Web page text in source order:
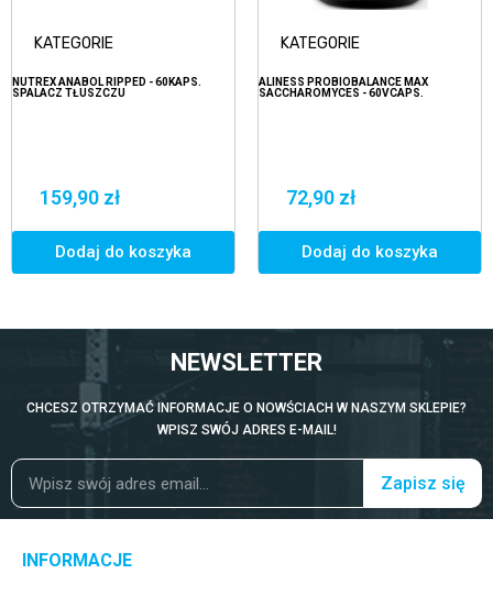
KATEGORIE
NUTREX ANABOL RIPPED - 60KAPS.
SPALACZ TŁUSZCZU
159,90 zł
Dodaj do koszyka
KATEGORIE
ALINESS PROBIOBALANCE MAX
SACCHAROMYCES - 60VCAPS.
72,90 zł
Dodaj do koszyka
NEWSLETTER
CHCESZ OTRZYMAĆ INFORMACJE O NOWŚCIACH W NASZYM SKLEPIE?
WPISZ SWÓJ ADRES E-MAIL!
Zapisz się
INFORMACJE